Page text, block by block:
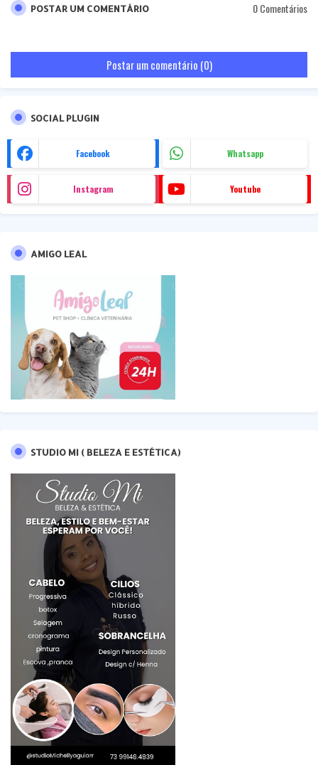
POSTAR UM COMENTÁRIO 0 Comentários
Postar um comentário (0)
SOCIAL PLUGIN
Facebook Whatsapp
Instagram Youtube
AMIGO LEAL
STUDIO MI ( BELEZA E ESTÉTICA)